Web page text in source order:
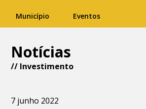
Município Eventos
Notícias
// Investimento
7 junho 2022